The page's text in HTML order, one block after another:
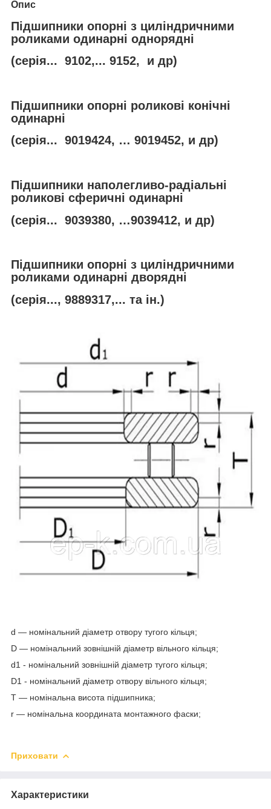
Опис
Підшипники опорні з циліндричними
роликами одинарні однорядні
(серія... 9102,... 9152, и др)
Підшипники опорні роликові конічні
одинарні
(серія... 9019424, … 9019452, и др)
Підшипники наполегливо-радіальні
роликові сферичні одинарні
(серія... 9039380, …9039412, и др)
Підшипники опорні з циліндричними
роликами одинарні дворядні
(серія..., 9889317,... та ін.)
d — номінальний діаметр отвору тугого кільця;
D — номінальний зовнішній діаметр вільного кільця;
d1 - номінальний зовнішній діаметр тугого кільця;
D1 - номінальний діаметр отвору вільного кільця;
T — номінальна висота підшипника;
r — номінальна координата монтажного фаски;
Приховати
Характеристики